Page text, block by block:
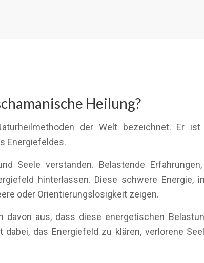
Heilung?
der Welt bezeichnet. Er ist
Energiefeldes.
Seele verstanden. Belastende
hinterlassen. Diese schwere Energie,
oder Orientierungslosigkeit zeigen.
aus, dass diese energetischen
das Energiefeld zu klären, verlorene